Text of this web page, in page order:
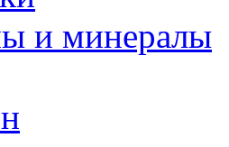
и минералы